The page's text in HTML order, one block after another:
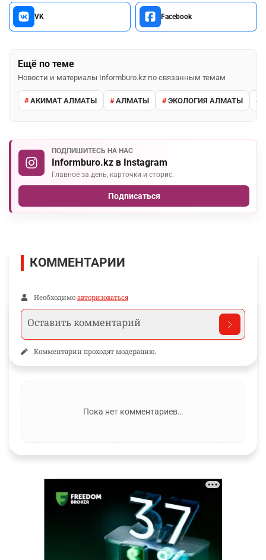
VK Facebook
Ещё по теме
Новости и материалы Informburo.kz по связанным темам
АКИМАТ АЛМАТЫ АЛМАТЫ ЭКОЛОГИЯ АЛМАТЫ
ПОДПИШИТЕСЬ НА НАС
Informburo.kz в Instagram
Главное за день, карточки и сторис.
Подписаться
КОММЕНТАРИИ
Необходимо авторизоваться
Комментарии проходят модерацию.
Пока нет комментариев…